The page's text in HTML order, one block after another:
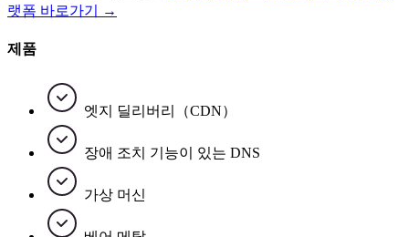
랫폼 바로가기 →
제품
엣지 딜리버리（CDN）
장애 조치 기능이 있는 DNS
가상 머신